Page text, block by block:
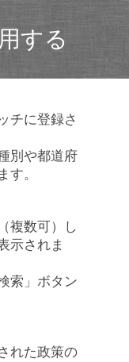
する
チに登録さ
別や都道府
す。
複数可）し
示されま
索」ボタン
れた政策の